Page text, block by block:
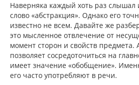
Наверняка каждый хоть раз слышал
слово «абстракция». Однако его
известно не всем. Давайте же
это мысленное отвлечение от
момент сторон и свойств предмета.
позволяет сосредоточиться на
имеет значение «обобщение».
его часто употребляют в речи.